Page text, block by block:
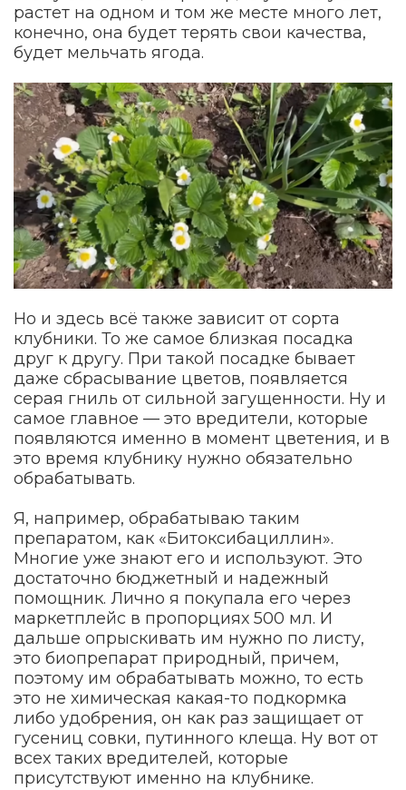
растет на одном и том же месте много лет,
конечно, она будет терять свои качества,
будет мельчать ягода.
Но и здесь всё также зависит от сорта
клубники. То же самое близкая посадка
друг к другу. При такой посадке бывает
даже сбрасывание цветов, появляется
серая гниль от сильной загущенности. Ну и
самое главное — это вредители, которые
появляются именно в момент цветения, и в
это время клубнику нужно обязательно
обрабатывать.
Я, например, обрабатываю таким
препаратом, как «Битоксибациллин».
Многие уже знают его и используют. Это
достаточно бюджетный и надежный
помощник. Лично я покупала его через
маркетплейс в пропорциях 500 мл. И
дальше опрыскивать им нужно по листу,
это биопрепарат природный, причем,
поэтому им обрабатывать можно, то есть
это не химическая какая-то подкормка
либо удобрения, он как раз защищает от
гусениц совки, путинного клеща. Ну вот от
всех таких вредителей, которые
присутствуют именно на клубнике.